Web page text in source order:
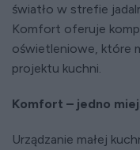
światło w strefie
Komfort oferuje
oświetleniowe, które
projektu kuchni.
Komfort – jedno
Urządzanie małej